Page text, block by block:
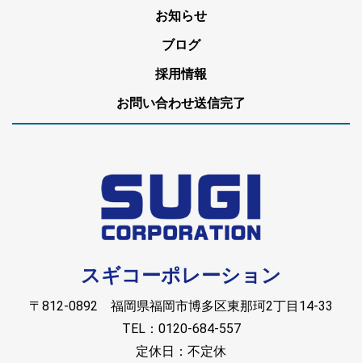
お知らせ
ブログ
採用情報
お問い合わせ送信完了
スギコーポレーション
〒812-0892 福岡県福岡市博多区東那珂2丁目14-33
TEL：0120-684-557
定休日：不定休